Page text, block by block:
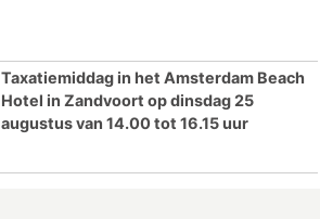
Taxatiemiddag in het Amsterdam Beach
Hotel in Zandvoort op dinsdag 25
augustus van 14.00 tot 16.15 uur